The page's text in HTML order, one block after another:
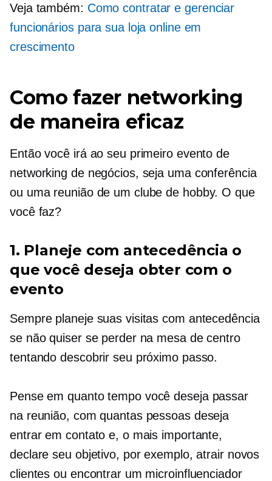
Veja também: Como contratar e gerenciar
funcionários para sua loja online em
crescimento
Como fazer networking
de maneira eficaz
Então você irá ao seu primeiro evento de
networking de negócios, seja uma conferência
ou uma reunião de um clube de hobby. O que
você faz?
1. Planeje com antecedência o
que você deseja obter com o
evento
Sempre planeje suas visitas com antecedência
se não quiser se perder na mesa de centro
tentando descobrir seu próximo passo.
Pense em quanto tempo você deseja passar
na reunião, com quantas pessoas deseja
entrar em contato e, o mais importante,
declare seu objetivo, por exemplo, atrair novos
clientes ou encontrar um microinfluenciador